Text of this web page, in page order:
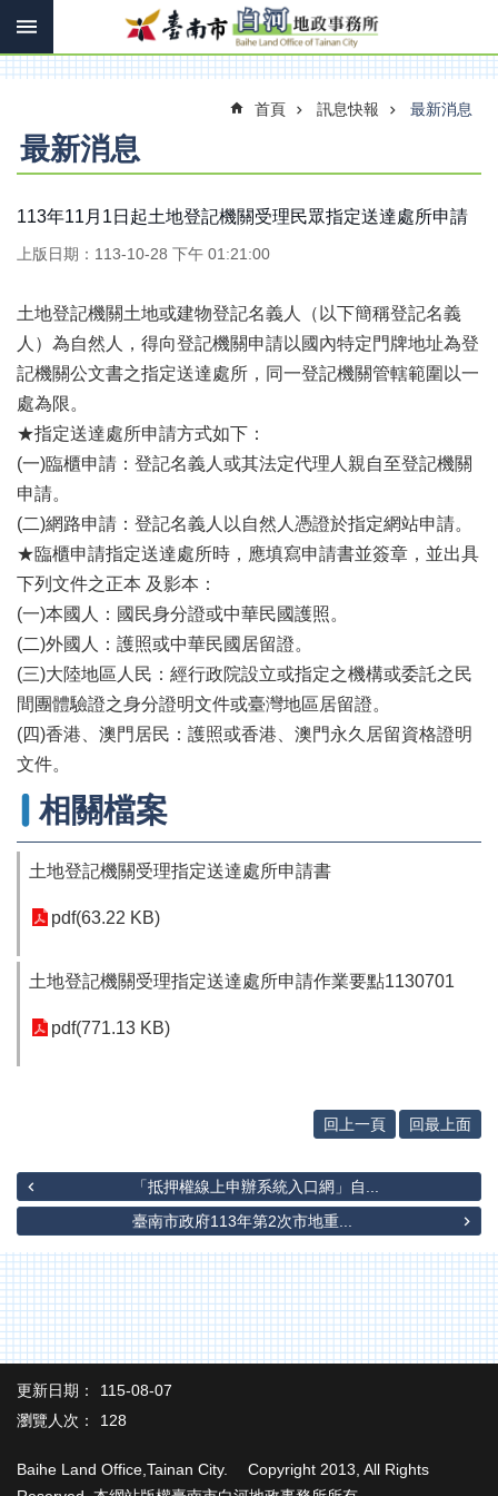
跳到主要內容區塊
搜
進
階
訊
快
機
關
簡
介
線
上
辦
與
查
詢
便
民
服
務
民
意
交
流
下
載
區
主
題
區
其
地
籍
圖
實
價
登
未
辦
首頁 訊息快報 最新消息
最新消息
113年11月1日起土地登記機關受理民眾指定送達處所申請
上版日期：113-10-28 下午 01:21:00
土地登記機關土地或建物登記名義人（以下簡稱登記名義
人）為自然人，得向登記機關申請以國內特定門牌地址為登
記機關公文書之指定送達處所，同一登記機關管轄範圍以一
處為限。
★指定送達處所申請方式如下：
(一)臨櫃申請：登記名義人或其法定代理人親自至登記機關
申請。
(二)網路申請：登記名義人以自然人憑證於指定網站申請。
★臨櫃申請指定送達處所時，應填寫申請書並簽章，並出具
下列文件之正本 及影本：
(一)本國人：國民身分證或中華民國護照。
(二)外國人：護照或中華民國居留證。
(三)大陸地區人民：經行政院設立或指定之機構或委託之民
間團體驗證之身分證明文件或臺灣地區居留證。
(四)香港、澳門居民：護照或香港、澳門永久居留資格證明
文件。
相關檔案
土地登記機關受理指定送達處所申請書
pdf(63.22 KB)
土地登記機關受理指定送達處所申請作業要點1130701
pdf(771.13 KB)
回上一頁 回最上面
「抵押權線上申辦系統入口網」自...
臺南市政府113年第2次市地重...
更新日期：
115-08-07
瀏覽人次：
128
Baihe Land Office,Tainan City. Copyright 2013, All Rights